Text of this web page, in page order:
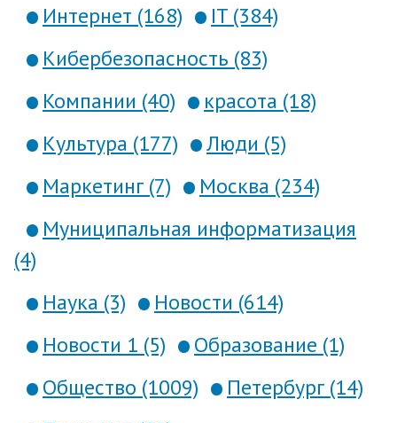
Интернет (168)
IT (384)
Кибербезопасность (83)
Компании (40)
красота (18)
Культура (177)
Люди (5)
Маркетинг (7)
Москва (234)
Муниципальная информатизация
(4)
Наука (3)
Новости (614)
Новости 1 (5)
Образование (1)
Общество (1009)
Петербург (14)